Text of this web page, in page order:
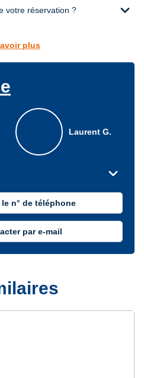
votre réservation ? expand_more
plus
Laurent G.
expand_more
n° de téléphone
par e-mail